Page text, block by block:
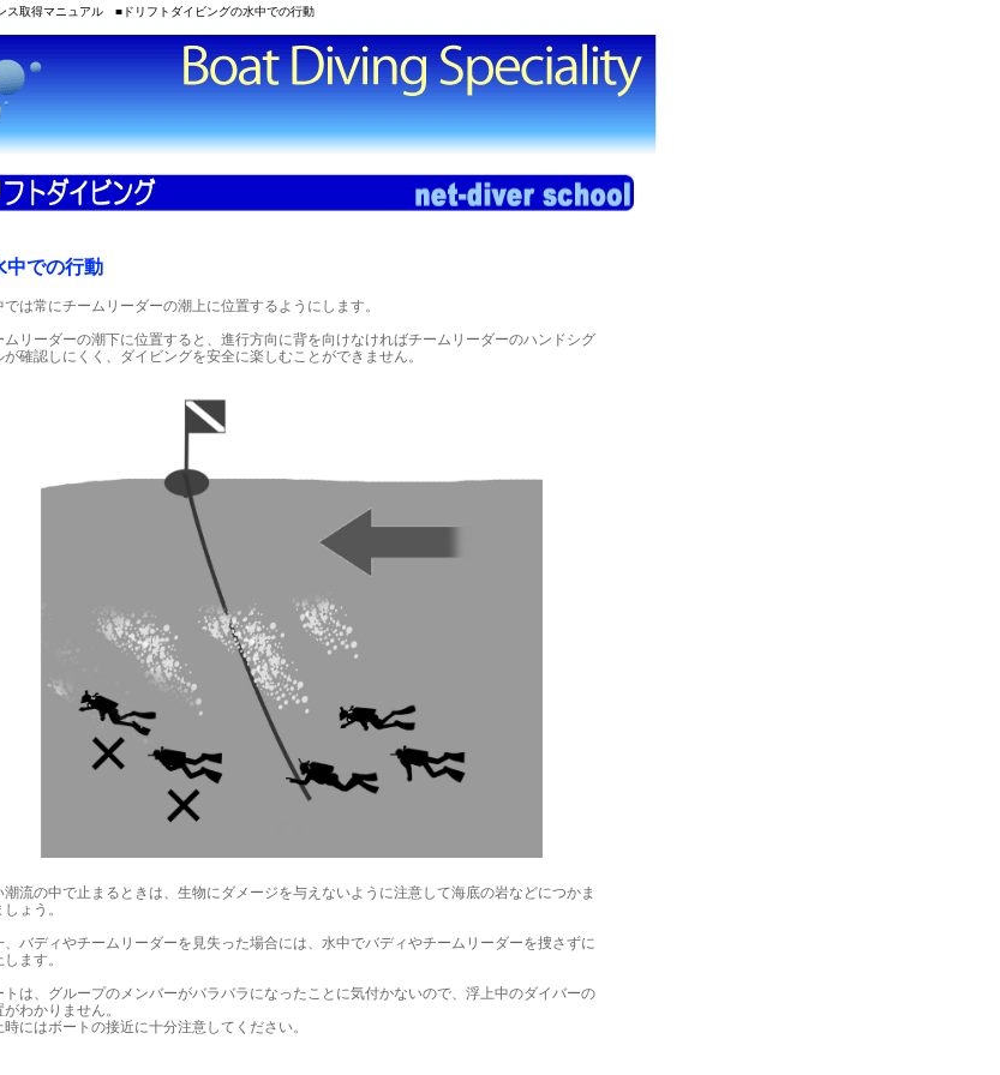
ス取得マニュアル ■ドリフトダイビングの水中での行動
中での行動
では常にチームリーダーの潮上に位置するようにします。
ムリーダーの潮下に位置すると、進行方向に背を向けなければチームリーダーのハンドシグ
が確認しにくく、ダイビングを安全に楽しむことができません。
潮流の中で止まるときは、生物にダメージを与えないように注意して海底の岩などにつかま
しょう。
、バディやチームリーダーを見失った場合には、水中でバディやチームリーダーを捜さずに
ます。
トは、グループのメンバーがバラバラになったことに気付かないので、浮上中のダイバーの
がわかりません。
時にはボートの接近に十分注意してください。